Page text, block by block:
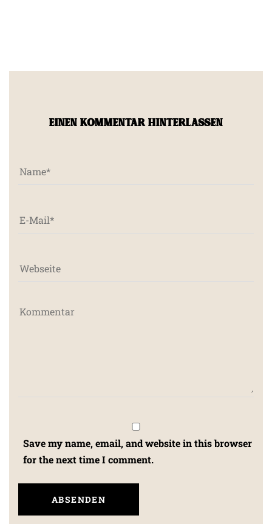
EINEN KOMMENTAR HINTERLASSEN
Save my name, email, and website in this browser
for the next time I comment.